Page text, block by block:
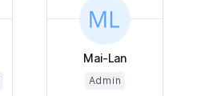
Mai-Lan
Admin